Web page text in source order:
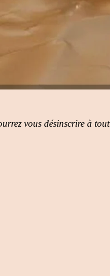
vous désinscrire à tout